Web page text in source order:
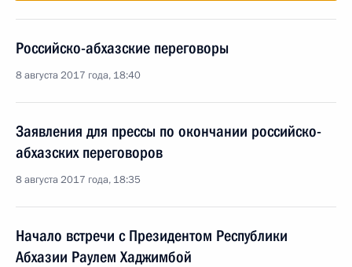
Российско-абхазские переговоры
8 августа 2017 года, 18:40
Заявления для прессы по окончании российско-
абхазских переговоров
8 августа 2017 года, 18:35
Начало встречи с Президентом Республики
Абхазии Раулем Хаджимбой